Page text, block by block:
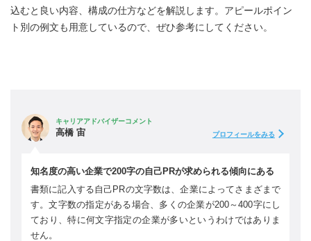
込むと良い内容、構成の仕方などを解説します。アピールポイン
ト別の例文も用意しているので、ぜひ参考にしてください。
キャリアアドバイザーコメント
高橋 宙 プロフィールをみる
知名度の高い企業で200字の自己PRが求められる傾向にある
書類に記入する自己PRの文字数は、企業によってさまざまで
す。文字数の指定がある場合、多くの企業が200～400字にし
ており、特に何文字指定の企業が多いというわけではありま
せん。